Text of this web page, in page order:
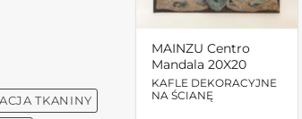
TKANINY
MAINZU Centro
Mandala 20X20
KAFLE DEKORACYJNE
NA ŚCIANĘ